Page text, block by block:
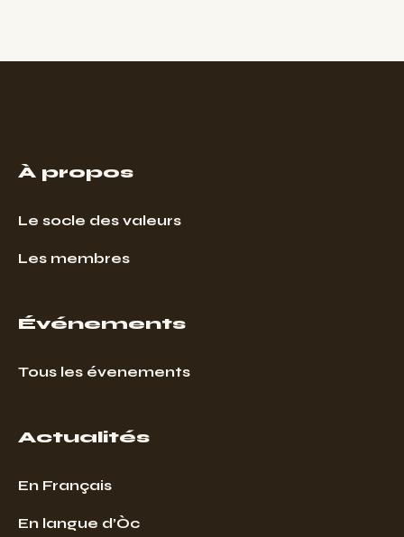
À propos
Le socle des valeurs
Les membres
Événements
Tous les évenements
Actualités
En Français
En langue d’Òc